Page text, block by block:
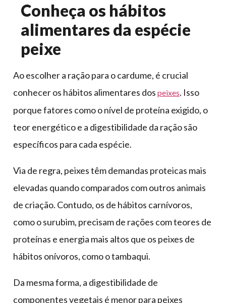
Conheça os hábitos
alimentares da espécie
peixe
Ao escolher a ração para o cardume, é crucial
conhecer os hábitos alimentares dos peixes. Isso
porque fatores como o nível de proteína exigido, o
teor energético e a digestibilidade da ração são
específicos para cada espécie.
Via de regra, peixes têm demandas proteicas mais
elevadas quando comparados com outros animais
de criação. Contudo, os de hábitos carnívoros,
como o surubim, precisam de rações com teores de
proteínas e energia mais altos que os peixes de
hábitos onívoros, como o tambaqui.
Da mesma forma, a digestibilidade de
componentes vegetais é menor para peixes